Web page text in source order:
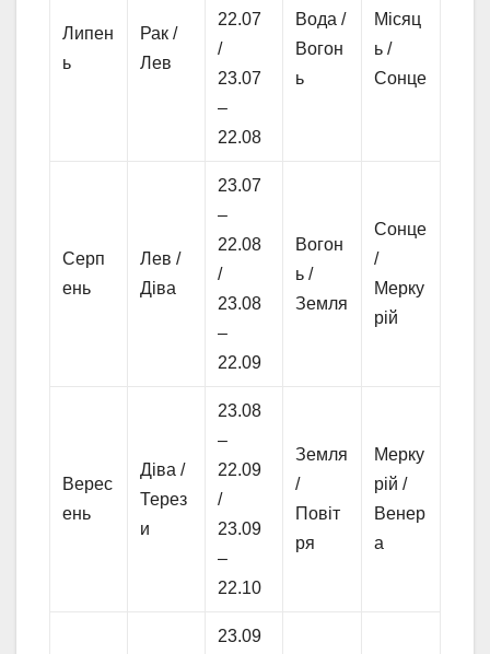
Липен
ь
Рак /
Лев
22.07
/
23.07
–
22.08
Вода /
Вогон
ь
Місяц
ь /
Сонце
Серп
ень
Лев /
Діва
23.07
–
22.08
/
23.08
–
22.09
Вогон
ь /
Земля
Сонце
/
Мерку
рій
Верес
ень
Діва /
Терез
и
23.08
–
22.09
/
23.09
–
22.10
Земля
/
Повіт
ря
Мерку
рій /
Венер
а
23.09